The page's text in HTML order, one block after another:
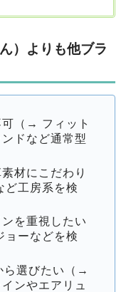
）よりも他ブラ
（→ フィット
ドなど通常型
材にこだわり
工房系を検
を重視したい
ョーなどを検
ら選びたい（→
ンやエアリュ